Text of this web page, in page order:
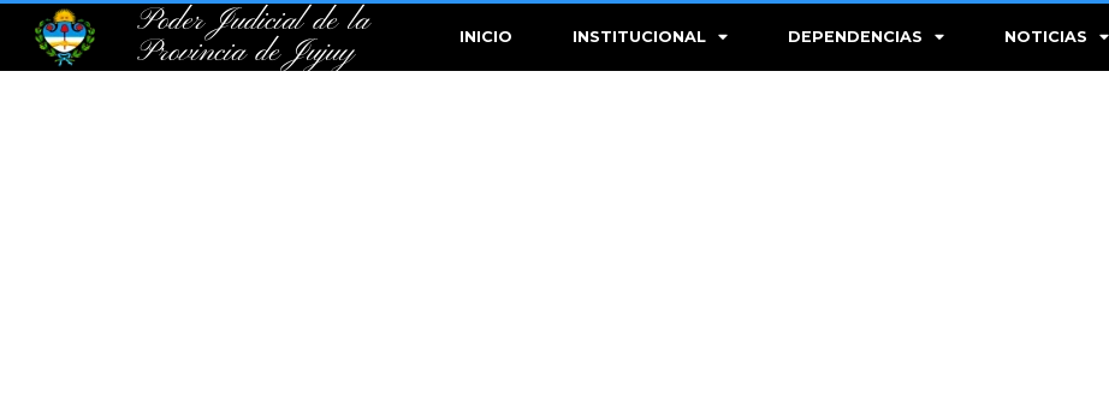
Poder Judicial de la
Provincia de Jujuy
INICIO INSTITUCIONAL DEPENDENCIAS NOTICIAS